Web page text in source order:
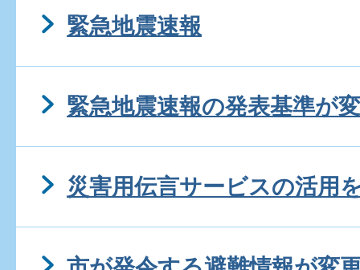
緊急地震速報
緊急地震速報の発表基準が
災害用伝言サービスの活用